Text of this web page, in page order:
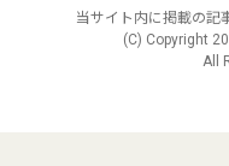
当サイト内に掲載の記
(C) Copyright
All